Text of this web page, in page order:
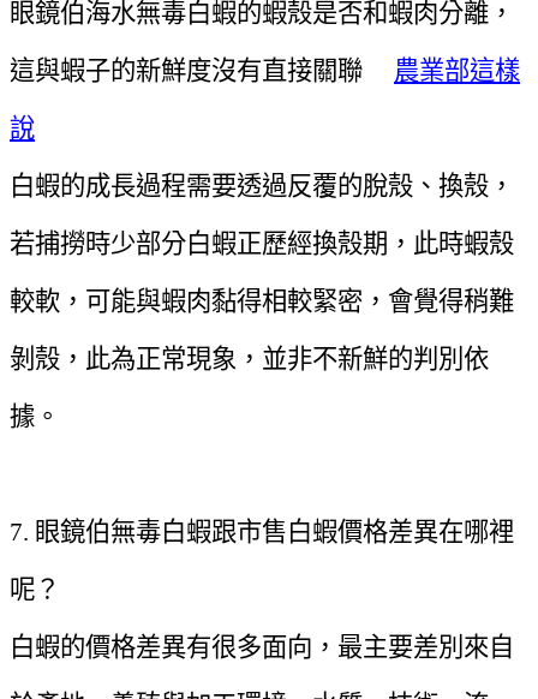
眼鏡伯海水無毒白蝦的蝦殼是否和蝦肉分離，
這與蝦子的新鮮度沒有直接關聯 農業部這樣
說
白蝦的成長過程需要透過反覆的脫殼、換殼，
若捕撈時少部分白蝦正歷經換殼期，此時蝦殼
較軟，可能與蝦肉黏得相較緊密，會覺得稍難
剝殼，此為正常現象，並非不新鮮的判別依
據。
7. 眼鏡伯無毒白蝦跟市售白蝦價格差異在哪裡
呢？
白蝦的價格差異有很多面向，最主要差別來自